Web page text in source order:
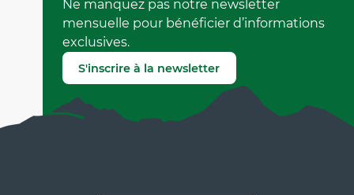
(Identifiant de l'offre : 510396)
Signaler une erreur
Ne manquez pas notre newsletter
mensuelle pour bénéficier d’informations
exclusives.
S'inscrire à la newsletter